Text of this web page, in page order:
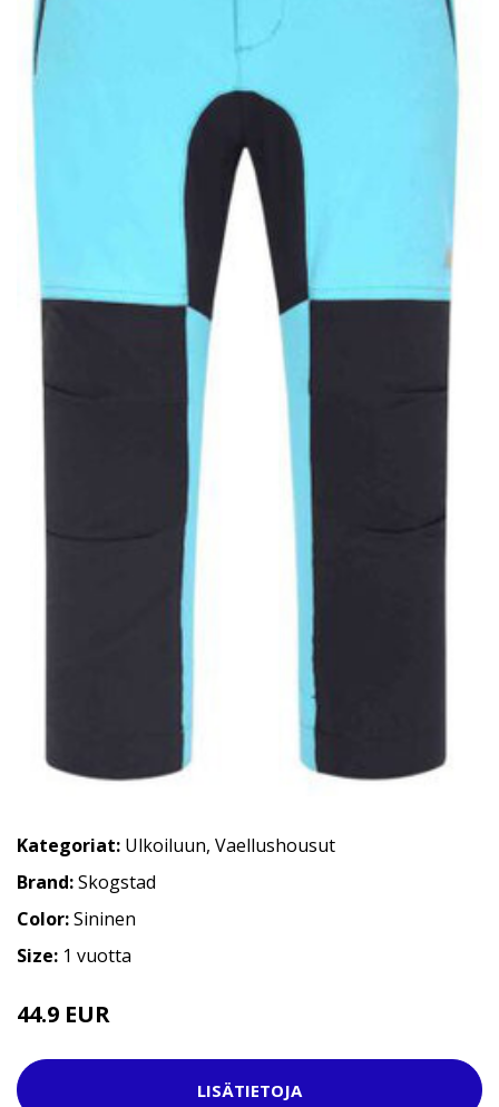
Kategoriat: Ulkoiluun, Vaellushousut
Brand:Skogstad
Color:Sininen
Size: 1 vuotta
44.9 EUR
LISÄTIETOJA